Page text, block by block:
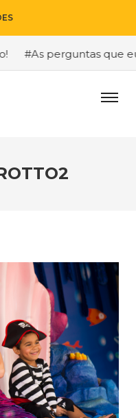
#As perguntas que eu